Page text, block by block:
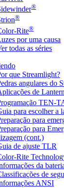
®
®
Rite®
por uma causa
todas as séries
que Streamlight?
angulares do
de
TEN-
para escolher a
para
para
(cont.)
de ajuste TLR
Rite
da
de
ANSI